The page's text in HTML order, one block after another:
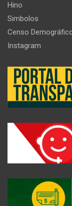
Hino
Simbolos
Censo
Instagram